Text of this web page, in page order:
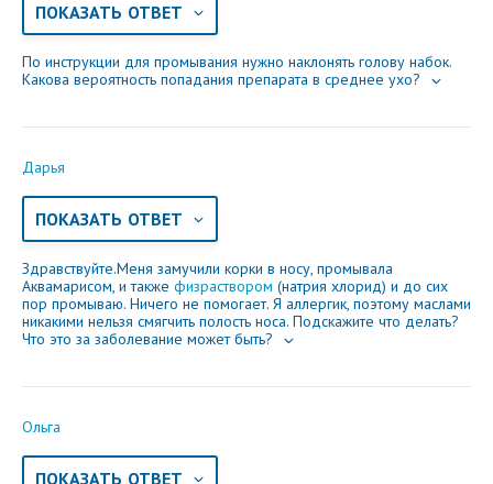
ПОКАЗАТЬ ОТВЕТ
По инструкции для промывания нужно наклонять голову набок.
Какова вероятность попадания препарата в среднее ухо?
Дарья
ПОКАЗАТЬ ОТВЕТ
Здравствуйте.Меня замучили корки в носу, промывала
Аквамарисом, и также физраствором (натрия хлорид) и до сих
пор промываю. Ничего не помогает. Я аллергик, поэтому маслами
никакими нельзя смягчить полость носа. Подскажите что делать?
Что это за заболевание может быть?
Ольга
ПОКАЗАТЬ ОТВЕТ